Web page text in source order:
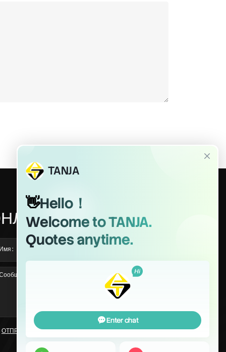
СООБЩЕНИЕ
ОТПРАВИТЬ Загрузка +